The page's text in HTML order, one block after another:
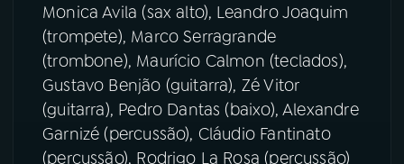
Instagram X
TikTok
Monica Avila (sax alto), Leandro Joaquim
(trompete), Marco Serragrande
(trombone), Maurício Calmon (teclados),
Gustavo Benjão (guitarra), Zé Vitor
(guitarra), Pedro Dantas (baixo), Alexandre
Garnizé (percussão), Cláudio Fantinato
(percussão), Rodrigo La Rosa (percussão)